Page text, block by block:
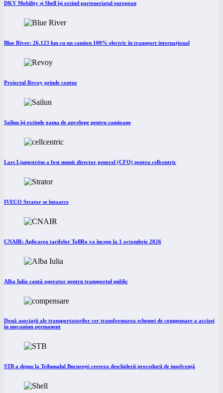
DKV Mobility și Shell își extind parteneriatul european
Blue River: 26.123 km cu un camion 100% electric în transport internațional
Proiectul Revoy prinde contur
Sailun își extinde gama de anvelope pentru camioane
Lars Ljungström a fost numit director general (CFO) pentru cellcentric
IVECO Strator se întoarce
CNAIR: Aplicarea tarifelor TollRo va începe la 1 octombrie 2026
Alba Iulia caută operator pentru transportul public
Două asociații ale transportatorilor cer transformarea schemei de compensare a accizei
în mecanism permanent
STB a depus la Tribunalul București cererea deschiderii procedurii de insolvență